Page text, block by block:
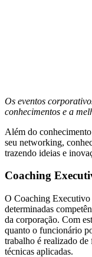
Os eventos
conhecimentos e a
Além do
seu networking,
trazendo ideias e
Coaching
O Coaching
determinadas
da corporação. Com
quanto o funcionário
trabalho é realizado de
técnicas aplicadas.